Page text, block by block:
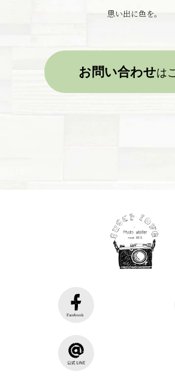
思い出に色を。
お問い合わせは